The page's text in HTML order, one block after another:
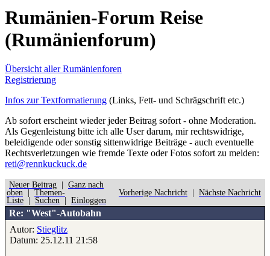
Rumänien-Forum Reise
(Rumänienforum)
Übersicht aller Rumänienforen
Registrierung
Infos zur Textformatierung (Links, Fett- und Schrägschrift etc.)
Ab sofort erscheint wieder jeder Beitrag sofort - ohne Moderation.
Als Gegenleistung bitte ich alle User darum, mir rechtswidrige,
beleidigende oder sonstig sittenwidrige Beiträge - auch eventuelle
Rechtsverletzungen wie fremde Texte oder Fotos sofort zu melden:
reti@rennkuckuck.de
Neuer Beitrag
Ganz nach
oben
Themen-
Liste
Suchen Einloggen
Vorherige Nachricht Nächste Nachricht
Re: "West"-Autobahn
Autor: Stieglitz
Datum: 25.12.11 21:58